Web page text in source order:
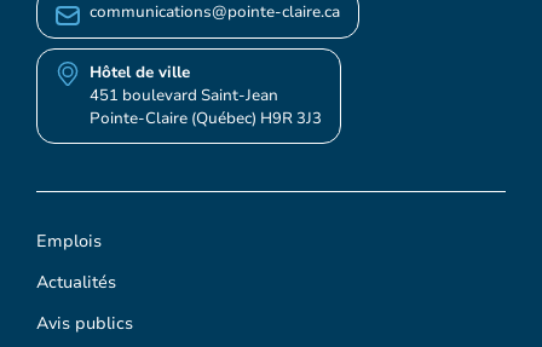
Emplois
Actualités
Avis publics
communications@pointe-claire.ca
Hôtel de ville
451 boulevard Saint-Jean
Pointe-Claire (Québec) H9R 3J3